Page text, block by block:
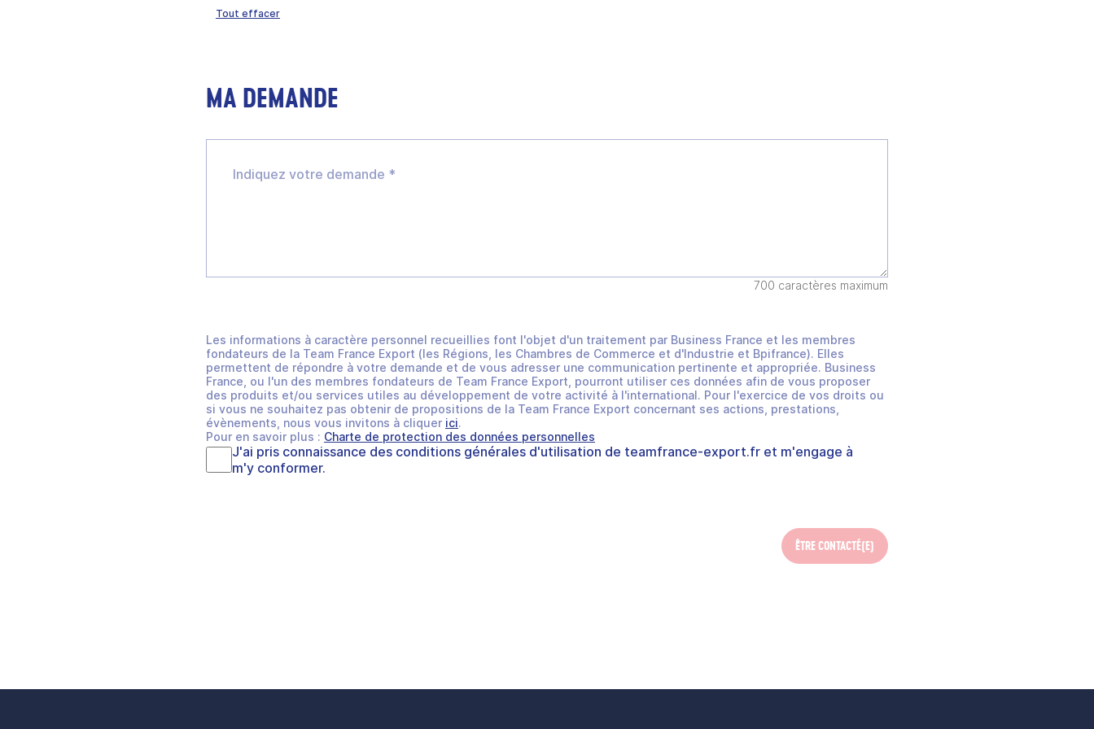
Tout effacer
MA DEMANDE
700 caractères maximum
Les informations à caractère personnel recueillies font l'objet d'un traitement par Business France et les membres
fondateurs de la Team France Export (les Régions, les Chambres de Commerce et d'Industrie et Bpifrance). Elles
permettent de répondre à votre demande et de vous adresser une communication pertinente et appropriée. Business
France, ou l'un des membres fondateurs de Team France Export, pourront utiliser ces données afin de vous proposer
des produits et/ou services utiles au développement de votre activité à l'international. Pour l'exercice de vos droits ou
si vous ne souhaitez pas obtenir de propositions de la Team France Export concernant ses actions, prestations,
évènements, nous vous invitons à cliquer ici.
Pour en savoir plus : Charte de protection des données personnelles
J'ai pris connaissance des conditions générales d'utilisation de teamfrance-export.fr et m'engage à
m'y conformer.
ÊTRE CONTACTÉ(E)